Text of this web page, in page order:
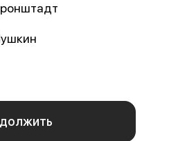
нашейполитике